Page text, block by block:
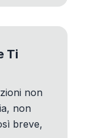
Ti
non
non
breve,